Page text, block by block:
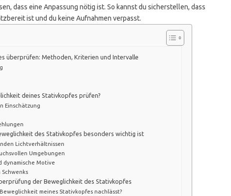
dass eine Anpassung nötig ist. So kannst du sicherstellen, dass
ist und du keine Aufnahmen verpasst.
überprüfen: Methoden, Kriterien und Intervalle
deines Stativkopfes prüfen?
Einschätzung
des Stativkopfes besonders wichtig ist
Lichtverhältnissen
Umgebungen
dynamische Motive
der Beweglichkeit des Stativkopfes
meines Stativkopfes nachlässt?